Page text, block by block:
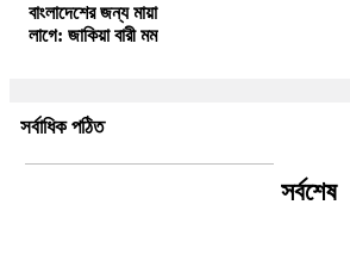
বাংলাদেশের জন্য মায়া
লাগে: জাকিয়া বারী মম
সর্বাধিক পঠিত
সর্বশেষ